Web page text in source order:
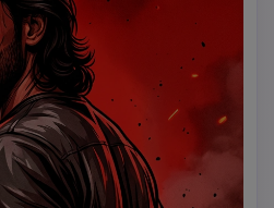
integrasikan debu dinamis,
secara hemat; rancang dengan
akhir, bukan bingkai film;
seni kuas terdistorsi besar
dalam warna kuning atau emas
kasar yang dilukis tangan,
dalam poster tanpa menutupi
intens, ikonik, pemberontak,
kualitas ilustrasi ultra-detail,